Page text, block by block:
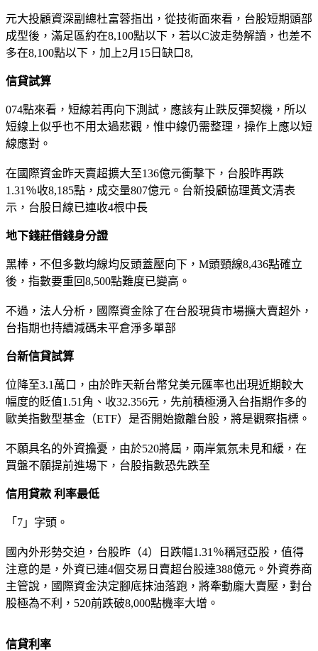
元大投顧資深副總杜富蓉指出，從技術面來看，台股短期頭部
成型後，滿足區約在8,100點以下，若以C波走勢解讀，也差不
多在8,100點以下，加上2月15日缺口8,
信貸試算
074點來看，短線若再向下測試，應該有止跌反彈契機，所以
短線上似乎也不用太過悲觀，惟中線仍需整理，操作上應以短
線應對。
在國際資金昨天賣超擴大至136億元衝擊下，台股昨再跌
1.31％收8,185點，成交量807億元。台新投顧協理黃文清表
示，台股日線已連收4根中長
地下錢莊借錢身分證
黑棒，不但多數均線均反頭蓋壓向下，M頭頸線8,436點確立
後，指數要重回8,500點難度已變高。
不過，法人分析，國際資金除了在台股現貨市場擴大賣超外，
台指期也持續減碼未平倉淨多單部
台新信貸試算
位降至3.1萬口，由於昨天新台幣兌美元匯率也出現近期較大
幅度的貶值1.51角、收32.356元，先前積極湧入台指期作多的
歐美指數型基金（ETF）是否開始撤離台股，將是觀察指標。
不願具名的外資擔憂，由於520將屆，兩岸氣氛未見和緩，在
買盤不願提前進場下，台股指數恐先跌至
信用貸款 利率最低
「7」字頭。
國內外形勢交迫，台股昨（4）日跌幅1.31％稱冠亞股，值得
注意的是，外資已連4個交易日賣超台股達388億元。外資券商
主管說，國際資金決定腳底抹油落跑，將牽動龐大賣壓，對台
股極為不利，520前跌破8,000點機率大增。
信貸利率